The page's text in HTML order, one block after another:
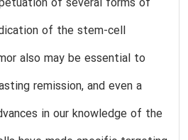
of several forms of
of the stem-cell
also may be essential to
remission, and even a
in our knowledge of the